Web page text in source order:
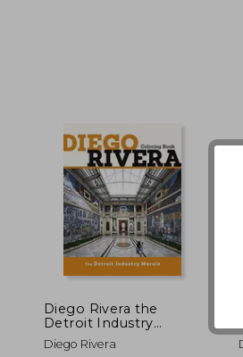
5%
dcto.
17,76
Diego Rivera the
Detroit Industry
Murals Coloring Book
Diego Rivera